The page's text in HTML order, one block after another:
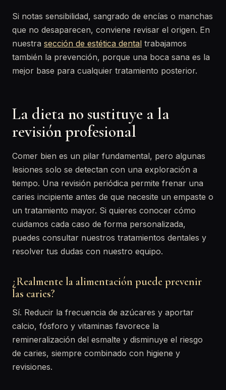
Si notas sensibilidad, sangrado de encías o manchas
que no desaparecen, conviene revisar el origen. En
nuestra sección de estética dental trabajamos
también la prevención, porque una boca sana es la
mejor base para cualquier tratamiento posterior.
La dieta no sustituye a la
revisión profesional
Comer bien es un pilar fundamental, pero algunas
lesiones solo se detectan con una exploración a
tiempo. Una revisión periódica permite frenar una
caries incipiente antes de que necesite un empaste o
un tratamiento mayor. Si quieres conocer cómo
cuidamos cada caso de forma personalizada,
puedes consultar nuestros tratamientos dentales y
resolver tus dudas con nuestro equipo.
¿Realmente la alimentación puede prevenir
las caries?
Sí. Reducir la frecuencia de azúcares y aportar
calcio, fósforo y vitaminas favorece la
remineralización del esmalte y disminuye el riesgo
de caries, siempre combinado con higiene y
revisiones.